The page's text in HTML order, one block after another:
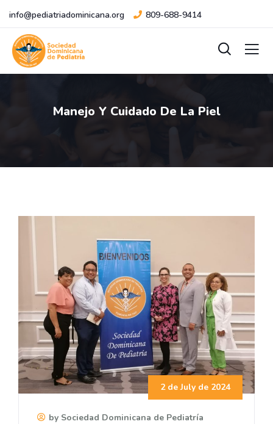
info@pediatriadominicana.org 809-688-9414
Manejo Y Cuidado De La Piel
2 de July de 2024
by Sociedad Dominicana de Pediatría